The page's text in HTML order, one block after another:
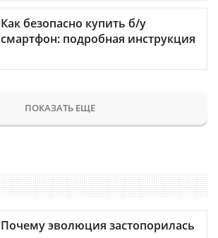
Как безопасно купить б/у
смартфон: подробная инструкция
ПОКАЗАТЬ ЕЩЕ
Почему эволюция застопорилась